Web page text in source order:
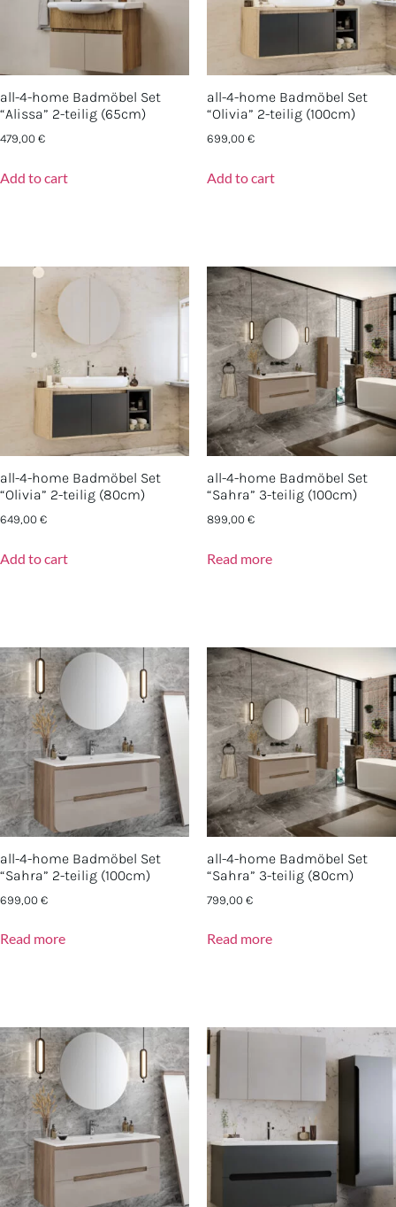
all-4-home Badmöbel Set
“Alissa” 2-teilig (65cm)
479,00€
Add to cart
all-4-home Badmöbel Set
“Olivia” 2-teilig (100cm)
699,00€
Add to cart
all-4-home Badmöbel Set
“Olivia” 2-teilig (80cm)
649,00€
Add to cart
all-4-home Badmöbel Set
“Sahra” 3-teilig (100cm)
899,00€
Read more
all-4-home Badmöbel Set
“Sahra” 2-teilig (100cm)
699,00€
Read more
all-4-home Badmöbel Set
“Sahra” 3-teilig (80cm)
799,00€
Read more